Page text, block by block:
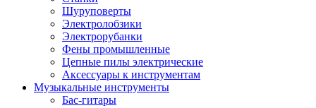
Шуруповерты
Электролобзики
Электрорубанки
Фены промышленные
Цепные пилы электрические
Аксессуары к инструментам
Музыкальные инструменты
Бас-гитары